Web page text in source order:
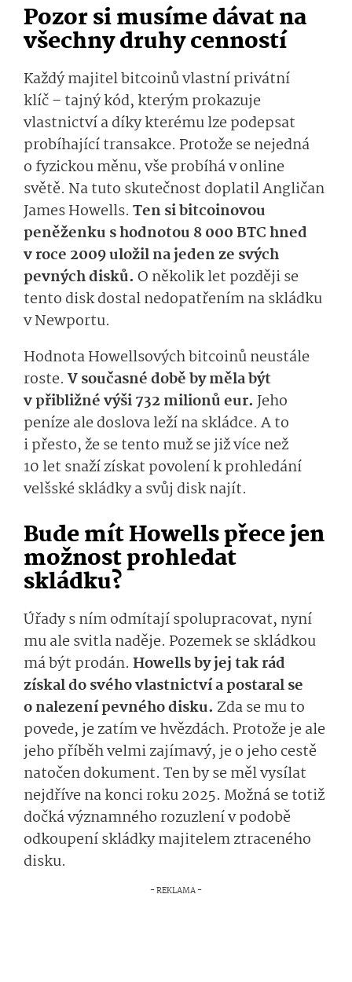
Pozor si musíme dávat na
všechny druhy cenností
Každý majitel bitcoinů vlastní privátní
klíč – tajný kód, kterým prokazuje
vlastnictví a díky kterému lze podepsat
probíhající transakce. Protože se nejedná
o fyzickou měnu, vše probíhá v online
světě. Na tuto skutečnost doplatil Angličan
James Howells. Ten si bitcoinovou
peněženku s hodnotou 8 000 BTC hned
v roce 2009 uložil na jeden ze svých
pevných disků. O několik let později se
tento disk dostal nedopatřením na skládku
v Newportu.
Hodnota Howellsových bitcoinů neustále
roste. V současné době by měla být
v přibližné výši 732 milionů eur.Jeho
peníze ale doslova leží na skládce. A to
i přesto, že se tento muž se již více než
10 let snaží získat povolení k prohledání
velšské skládky a svůj disk najít.
Bude mít Howells přece jen
možnost prohledat
skládku?
Úřady s ním odmítají spolupracovat, nyní
mu ale svitla naděje. Pozemek se skládkou
má být prodán. Howells by jej tak rád
získal do svého vlastnictví a postaral se
o nalezení pevného disku. Zda se mu to
povede, je zatím ve hvězdách. Protože je ale
jeho příběh velmi zajímavý, je o jeho cestě
natočen dokument. Ten by se měl vysílat
nejdříve na konci roku 2025. Možná se totiž
dočká významného rozuzlení v podobě
odkoupení skládky majitelem ztraceného
disku.